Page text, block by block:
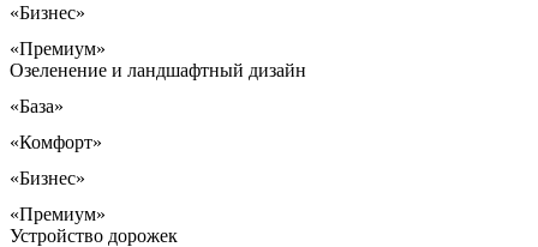
«Бизнес»
«Премиум»
Озеленение и ландшафтный дизайн
«База»
«Комфорт»
«Бизнес»
«Премиум»
Устройство дорожек